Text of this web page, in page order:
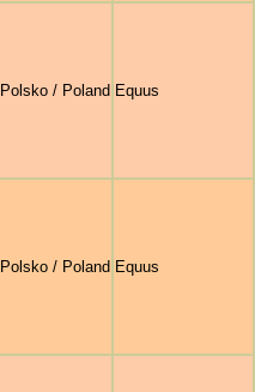
Polsko / Poland Equus
Polsko / Poland Equus